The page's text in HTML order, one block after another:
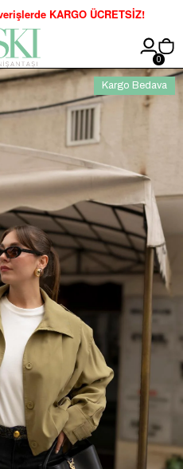
KARGO ÜCRETSİZ!
0
Kargo Bedava